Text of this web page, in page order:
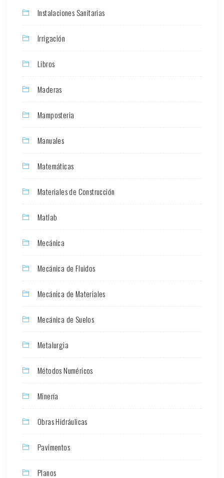
Instalaciones Sanitarias
Irrigación
Libros
Maderas
Mamposteria
Manuales
Matemáticas
Materiales de Construcción
Matlab
Mecánica
Mecánica de Fluidos
Mecánica de Materiales
Mecánica de Suelos
Metalurgia
Métodos Numéricos
Minería
Obras Hidráulicas
Pavimentos
Planos